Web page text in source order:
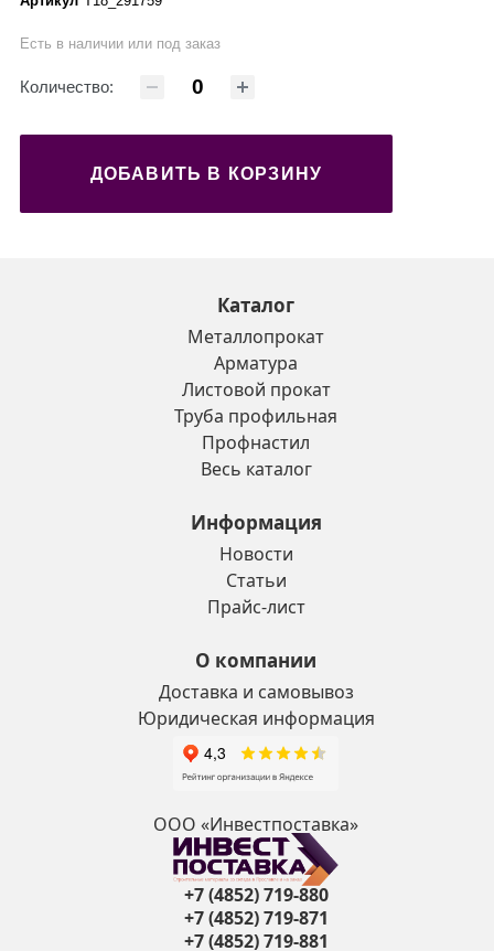
Есть в наличии или под заказ
Количество:
ДОБАВИТЬ В КОРЗИНУ
Каталог
Металлопрокат
Арматура
Листовой прокат
Труба профильная
Профнастил
Весь каталог
Информация
Новости
Статьи
Прайс-лист
О компании
Доставка и самовывоз
Юридическая информация
ООО «Инвестпоставка»
+7 (4852) 719-880
+7 (4852) 719-871
+7 (4852) 719-881